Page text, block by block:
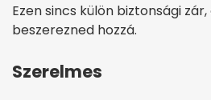
Ezen sincs külön biztonsági
beszerezned hozzá.
Szerelmes